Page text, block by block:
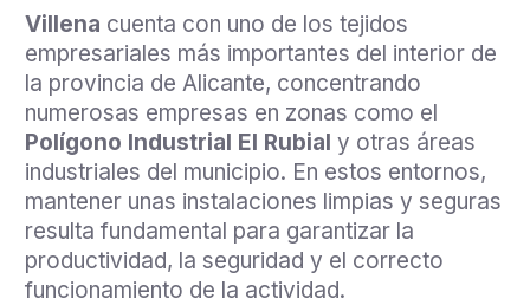
Villena cuenta con uno de los tejidos
empresariales más importantes del interior de
la provincia de Alicante, concentrando
numerosas empresas en zonas como el
Polígono Industrial El Rubial y otras áreas
industriales del municipio. En estos entornos,
mantener unas instalaciones limpias y seguras
resulta fundamental para garantizar la
productividad, la seguridad y el correcto
funcionamiento de la actividad.